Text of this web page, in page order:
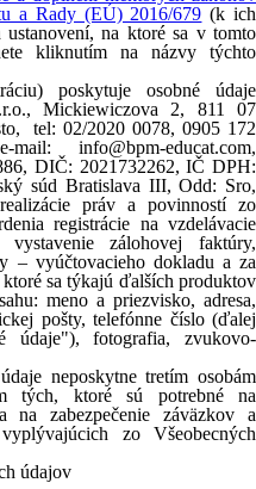
a Rady (EÚ) 2016/679 (k ich
na ktoré sa v tomto
kliknutím na názvy týchto
poskytuje osobné údaje
Mickiewiczova 2, 811 07
, tel: 02/2020 0078, 0905 172
info@bpm-educat.com,
DIČ: 2021732262, IČ DPH:
súd Bratislava III, Odd: Sro,
práv a povinností zo
registrácie na vzdelávacie
zálohovej faktúry,
– vyúčtovacieho dokladu a za
sa týkajú ďalších produktov
meno a priezvisko, adresa,
pošty, telefónne číslo (ďalej
údaje"), fotografia, zvukovo-
neposkytne tretím osobám
tých, ktoré sú potrebné na
na zabezpečenie záväzkov a
zo Všeobecných
údajov